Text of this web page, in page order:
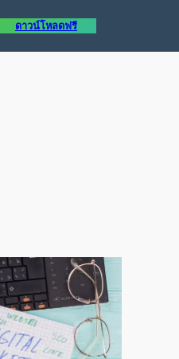
ดาวน์โหลดฟรี